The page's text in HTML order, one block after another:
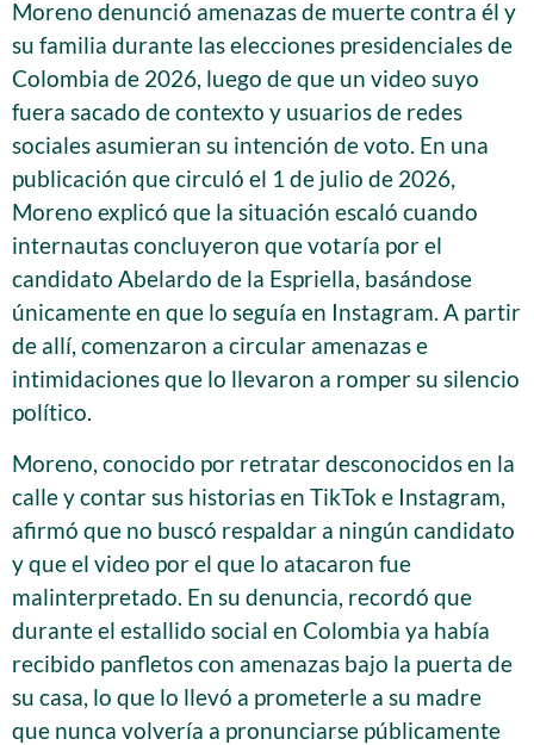
Moreno denunció amenazas de muerte contra él y
su familia durante las elecciones presidenciales de
Colombia de 2026, luego de que un video suyo
fuera sacado de contexto y usuarios de redes
sociales asumieran su intención de voto. En una
publicación que circuló el 1 de julio de 2026,
Moreno explicó que la situación escaló cuando
internautas concluyeron que votaría por el
candidato Abelardo de la Espriella, basándose
únicamente en que lo seguía en Instagram. A partir
de allí, comenzaron a circular amenazas e
intimidaciones que lo llevaron a romper su silencio
político.
Moreno, conocido por retratar desconocidos en la
calle y contar sus historias en TikTok e Instagram,
afirmó que no buscó respaldar a ningún candidato
y que el video por el que lo atacaron fue
malinterpretado. En su denuncia, recordó que
durante el estallido social en Colombia ya había
recibido panfletos con amenazas bajo la puerta de
su casa, lo que lo llevó a prometerle a su madre
que nunca volvería a pronunciarse públicamente